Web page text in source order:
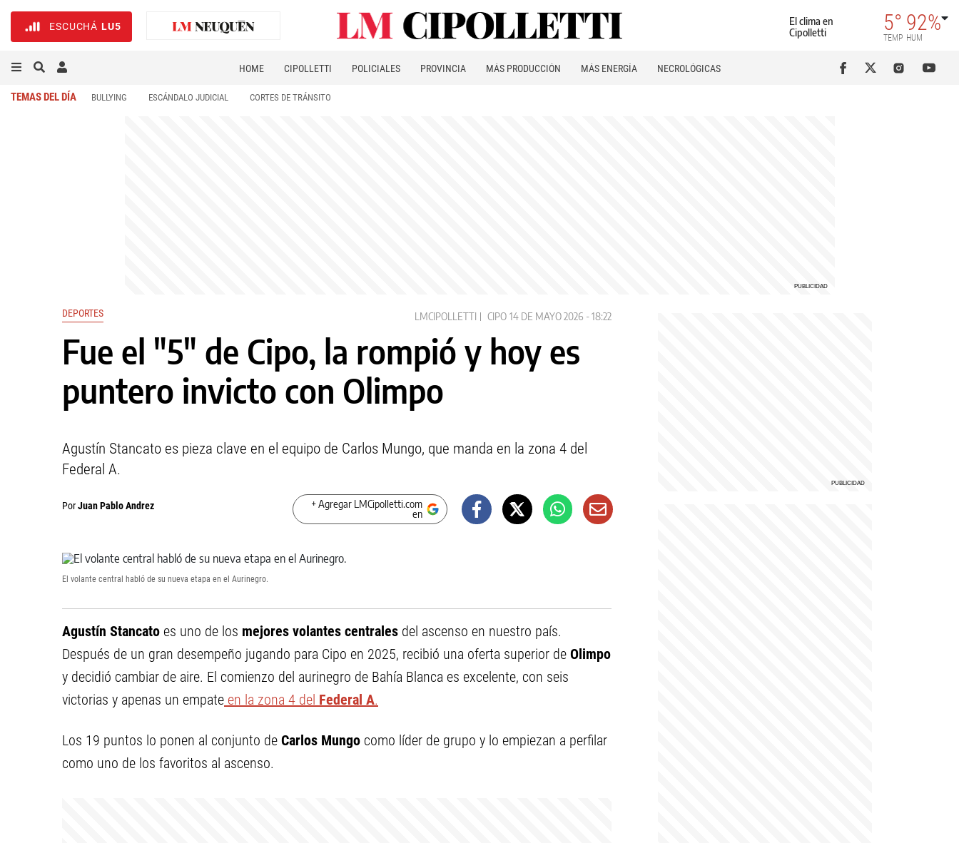
ESCUCHÁ LU5
El clima en
Cipolletti
5°
TEMP
92%
HUM
HOME CIPOLLETTI POLICIALES PROVINCIA MÁS PRODUCCIÓN MÁS ENERGÍA NECROLÓGICAS
TEMAS DEL DÍA BULLYING ESCÁNDALO JUDICIAL CORTES DE TRÁNSITO
DEPORTES LMCIPOLLETTI CIPO 14 DE MAYO 2026 - 18:22
Fue el "5" de Cipo, la rompió y hoy es
puntero invicto con Olimpo
Agustín Stancato es pieza clave en el equipo de Carlos Mungo, que manda en la zona 4 del
Federal A.
PorJuan Pablo Andrez
+ Agregar LMCipolletti.com
en
El volante central habló de su nueva etapa en el Aurinegro.
Agustín Stancato es uno de los mejores volantes centrales del ascenso en nuestro país.
Después de un gran desempeño jugando para Cipo en 2025, recibió una oferta superior de Olimpo
y decidió cambiar de aire. El comienzo del aurinegro de Bahía Blanca es excelente, con seis
victorias y apenas un empate en la zona 4 del Federal A.
Los 19 puntos lo ponen al conjunto de Carlos Mungo como líder de grupo y lo empiezan a perfilar
como uno de los favoritos al ascenso.